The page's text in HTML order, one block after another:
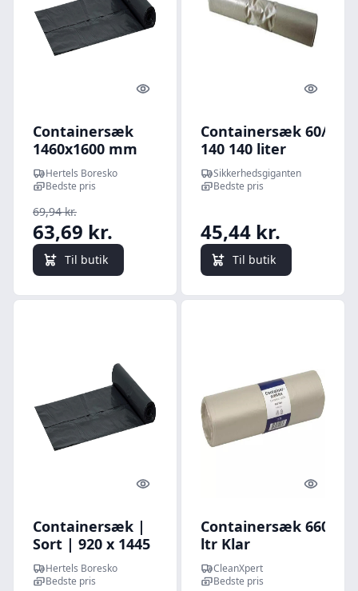
Quick look
Containersæk
1460x1600 mm
350 Liter Sort 40
my 9 stk
Hertels Boresko
Bedste pris
69,94 kr.
63,69 kr.
Til butik
Quick
Containersæk 60/14 x
140 140 liter
røgfarvet/
10 sække pr. rulle |
LDPE
Sikkerhedsgiganten
Bedste pris
45,44 kr.
Til butik
Quick look
Containersæk |
Sort | 920 x 1445
mm | 140 L | 40
my | 10 stk.
Hertels Boresko
Bedste pris
Quick
Containersæk 660
ltr Klar
LDPE/genanvendt,
196x175,5cm
CleanXpert
Bedste pris